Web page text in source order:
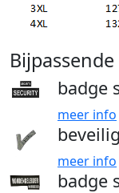
badge
meer info
meer info
badge